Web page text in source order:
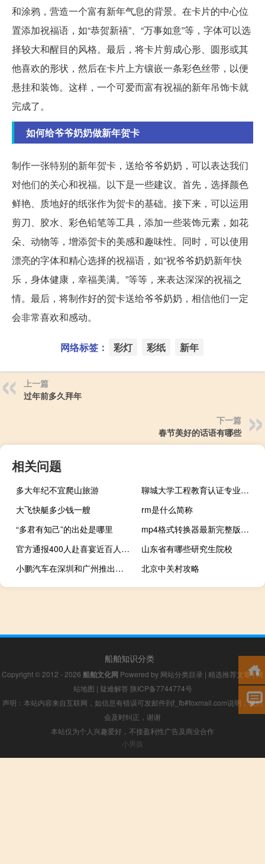
和涂鸦，营造一个富有新年气息的背景。在卡片的中心位
置添加祝福语，如“恭贺新禧”、“万事如意”等，字体可以选
择较大和醒目的风格。最后，将卡片剪成心形、圆形或其
他喜欢的形状，然后在卡片上方镶嵌一条彩色丝带，以便
悬挂和装饰。这样，一个可爱而富有祝福的新年吊饰卡就
完成了。
如何给爷爷奶奶做新年贺卡
制作一张特别的新年贺卡，送给爷爷奶奶，可以表达我们
对他们的关心和祝福。以下是一些建议。首先，选择颜色
鲜艳、质地好的纸张作为贺卡的基础。接下来，可以运用
剪刀、胶水、彩色铅笔等工具，添加一些装饰元素，如花
朵、动物等，增添贺卡的美感和趣味性。同时，可以使用
漂亮的字体和精心选择的祝福语，如“祝爷爷奶奶新年快
乐，身体健康，幸福美满。”等等，来表达深深的祝福之
情。最后，将制作好的贺卡送给爷爷奶奶，相信他们一定
会非常喜欢和感动。
网络标签： 彩灯 彩纸 新年
上一篇
过年前多久拜年
下一篇
春节美好的话语有哪些
相关问题
多大年纪不宜爬山旅游
聊城大学工程教育认证专业有哪些
大飞快艇多少钱一艘
rm是什么简称
“多君有知己”的出处是哪里
mp4格式转换器最新完整版（mp4格式转换器）
官方通报400人赴喜宴近百人中毒
山东省有哪些研究生院校
小鹏汽车在深圳和广州推出新的电动汽车S4快速充电站
北京中关村攻略
船舶知识分类
Copyright © 2012 - 2026 船舶文化网 Powered by 网站分类目录 | 精选推荐文章|网
站地图 | 疑难解答 陕ICP备7744774号
声明：本站内容来自互联网，如信息有错误可发邮件到f_fb#foxmail.com说明，我们
会及时纠正，谢谢
本站仅为个人兴趣爱好，不接盈利性广告及商业合作
小男孩